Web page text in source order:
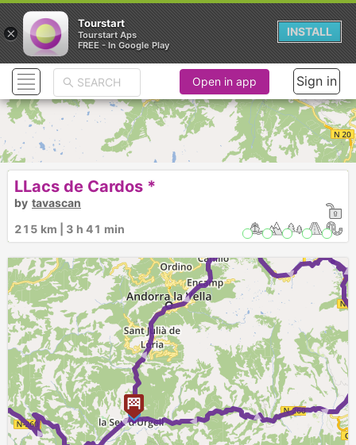
►
► ► ►
► ► ► ► ► ► ►
Open in app Sign in
LLacs de Cardos *
by tavascan
215 km | 3 h 41 min
×
Tourstart
Tourstart Aps
FREE - In Google Play
INSTALL